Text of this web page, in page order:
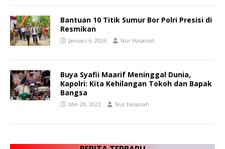
Bantuan 10 Titik Sumur Bor Polri Presisi di
Resmikan
Januari 6, 2024 Nur Hasanah
Buya Syafii Maarif Meninggal Dunia,
Kapolri: Kita Kehilangan Tokoh dan Bapak
Bangsa
Mei 28, 2022 Nur Hasanah